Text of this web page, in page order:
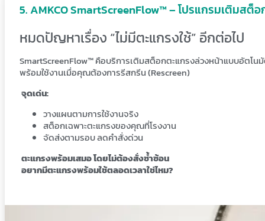
. AMKCO SmartScreenFlow™ – โปรแกรมเติมส
หมดปัญหาเรื่อง “ไม่มีตะแกรงใช้” อีกต่อไป
SmartScreenFlow™ คือบริการเติมสต็อกตะแกรงล่วงหน้าแบบอัตโน
พร้อมใช้งานเมื่อคุณต้องการรีสกรีน (Rescreen)
จุดเด่น:
วางแผนตามการใช้งานจริง
สต็อกเฉพาะตะแกรงของคุณที่โรงงาน
จัดส่งตามรอบ ลดคำสั่งด่วน
ตะแกรงพร้อมเสมอ โดยไม่ต้องสั่งซ้ำซ้อน
อยากมีตะแกรงพร้อมใช้ตลอดเวลาใช่ไหม?